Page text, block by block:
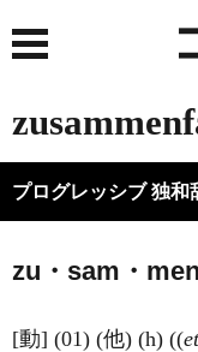
プログレッシブ 独和
zu・sam・
[動] (01) (他) (h) ((et